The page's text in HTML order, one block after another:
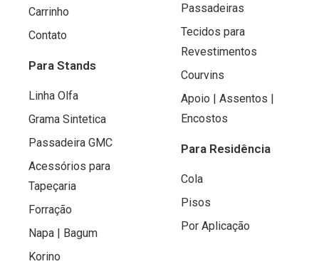
Carrinho
Contato
Para Stands
Linha Olfa
Grama Sintetica
Passadeira GMC
Acessórios para
Tapeçaria
Forração
Napa | Bagum
Korino
Passadeiras
Tecidos para
Revestimentos
Courvins
Apoio | Assentos |
Encostos
Para Residência
Cola
Pisos
Por Aplicação